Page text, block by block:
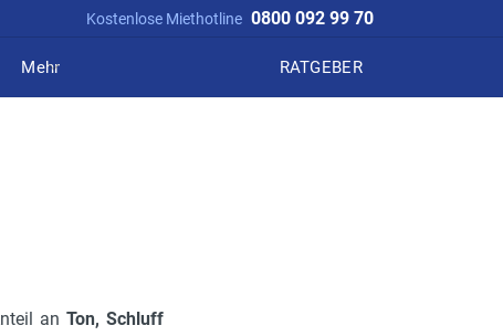
Kostenlose Miethotline 0800 092 99 70
Mehr RATGEBER
anTon, Schluff